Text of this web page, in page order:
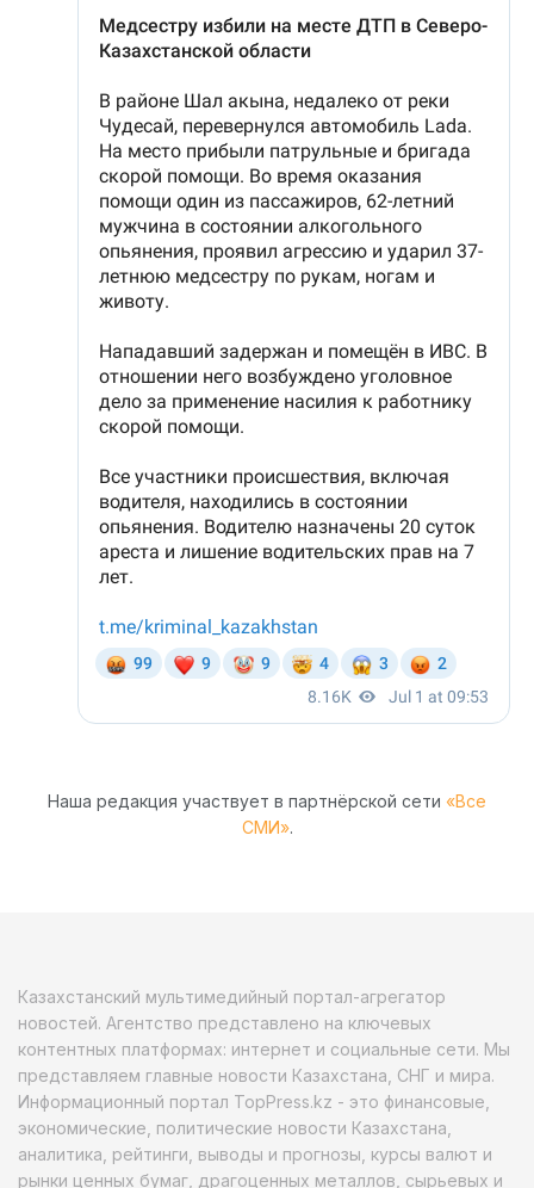
Наша редакция участвует в партнёрской сети «Все
СМИ».
Казахстанский мультимедийный портал-агрегатор
новостей. Агентство представлено на ключевых
контентных платформах: интернет и социальные сети. Мы
представляем главные новости Казахстана, СНГ и мира.
Информационный портал TopPress.kz - это финансовые,
экономические, политические новости Казахстана,
аналитика, рейтинги, выводы и прогнозы, курсы валют и
рынки ценных бумаг, драгоценных металлов, сырьевых и